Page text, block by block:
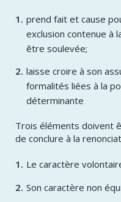
prend fait et cause
exclusion contenue à
être soulevée;
laisse croire à son
formalités liées à la
déterminante
Trois éléments doivent
de conclure à la
Le caractère
Son caractère non